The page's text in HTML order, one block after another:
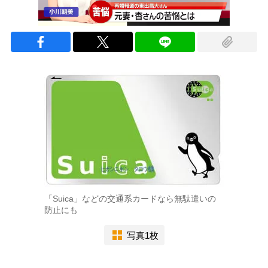
「Suica」などの交通系カードなら無駄遣いの
防止にも
写真1枚